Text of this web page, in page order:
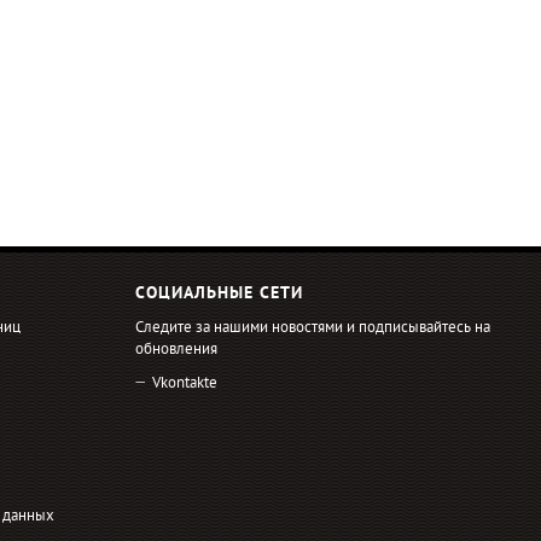
данных
СОЦИАЛЬНЫЕ СЕТИ
Следите за нашими новостями и подписывайтесь на
обновления
Vkontakte